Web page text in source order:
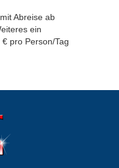
Abreise ab
ein
pro Person/Tag